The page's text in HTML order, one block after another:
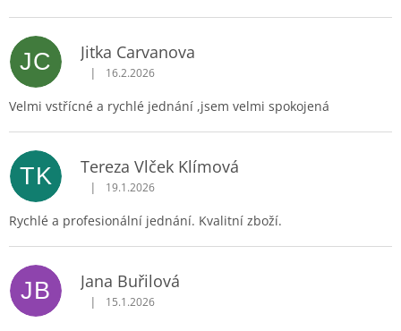
JC Jitka Carvanova
Hodnocení obchodu je 5 z 5 hvězdiček.
| 16.2.2026
Velmi vstřícné a rychlé jednání ,jsem velmi spokojená
TK Tereza Vlček Klímová
Hodnocení obchodu je 5 z 5 hvězdiček.
| 19.1.2026
Rychlé a profesionální jednání. Kvalitní zboží.
JB Jana Buřilová
Hodnocení obchodu je 5 z 5 hvězdiček.
| 15.1.2026